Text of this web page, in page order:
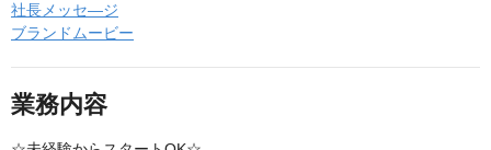
社長メッセ―ジ
ブランドムービー
業務内容